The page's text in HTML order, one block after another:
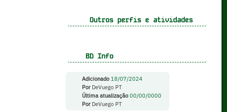
Outros perfis e atividades
BD Info
Adicionado 18/07/2024
PorDeVuego PT
Última atualização 00/00/0000
PorDeVuego PT